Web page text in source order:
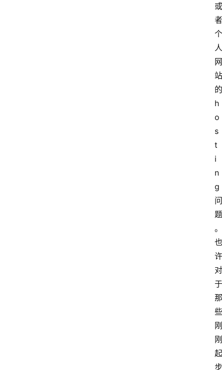
或
者
个
人
网
站
的
h
o
s
t
i
n
g
问
题
。
也
许
对
于
那
些
刚
刚
起
步